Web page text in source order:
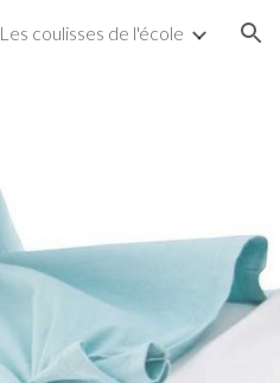
Les coulisses de l'école